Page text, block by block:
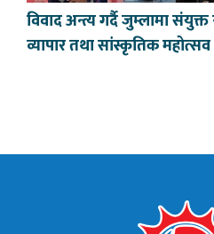
विवाद अन्त्य गर्दै जुम्लामा
व्यापार तथा सांस्कृतिक